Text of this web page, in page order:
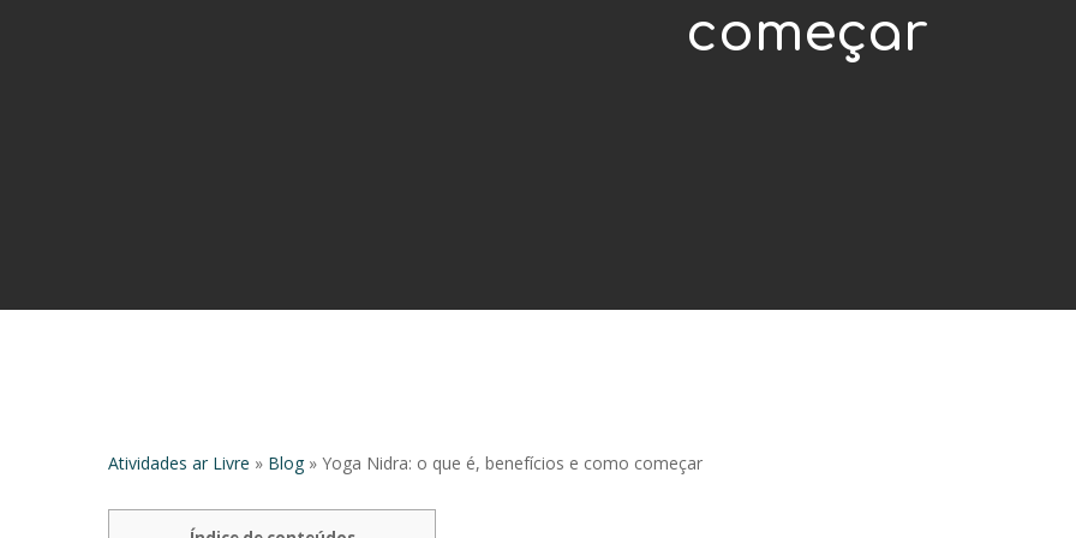
Hit enter to search or ESC to close
começar
Atividades ar Livre » Blog » Yoga Nidra: o que é, benefícios e como começar